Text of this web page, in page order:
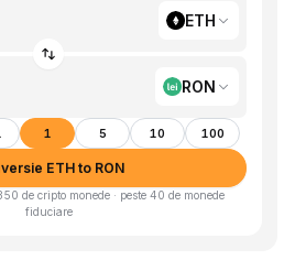
ETH
RON
1 5 10 100
ETH to RON
de cripto monede · peste 40 de monede
fiduciare